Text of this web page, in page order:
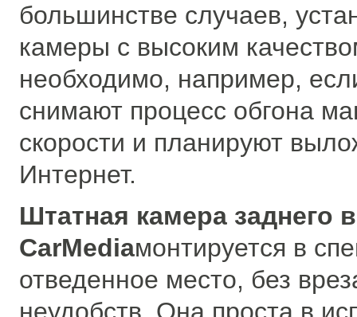
большинстве случаев,
камеры с высоким
необходимо, например,
снимают процесс обгона
скорости и планируют
Интернет.
Штатная камера заднего
CarMediaмонтируется в
отведенное место, без